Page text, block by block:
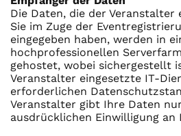
Die Daten, die der
Sie im Zuge der
eingegeben haben, werden in
hochprofessionellen
gehostet, wobei sichergestellt
Veranstalter eingesetzte IT-
erforderlichen
Veranstalter gibt Ihre Daten
ausdrücklichen Einwilligung an